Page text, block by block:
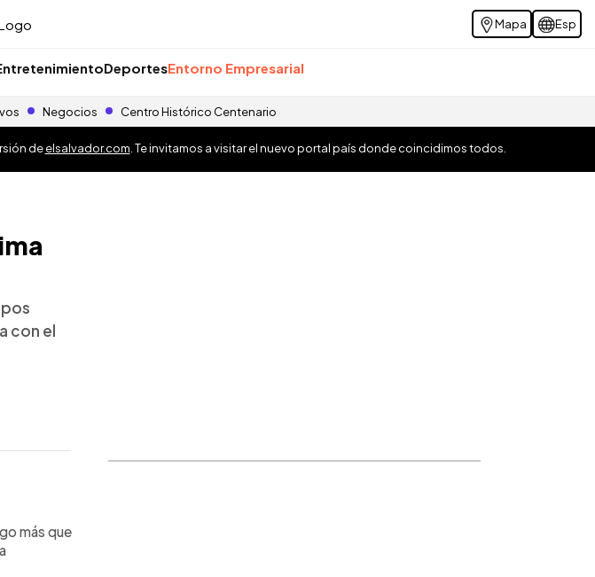
Mapa Esp
DeportesEntorno Empresarial
Negocios Centro Histórico Centenario
deelsalvador.com . Te invitamos a visitar el nuevo portal país donde coincidimos todos.
con el
más que